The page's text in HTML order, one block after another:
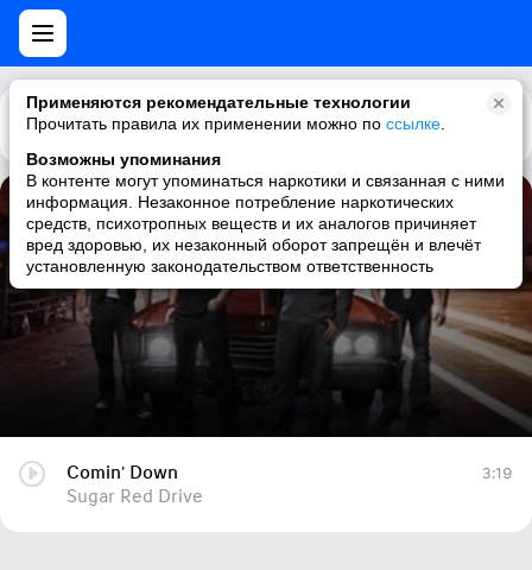
Применяются рекомендательные технологии
Прочитать правила их применении можно по ссылке
Возможны упоминания
В контенте могут упоминаться наркотики и связанная с ними
информация. Незаконное потребление наркотических
средств, психотропных веществ и их аналогов причиняет
вред здоровью, их незаконный оборот запрещён и влечёт
установленную законодательством ответственность
Каталог Рекомендации
Comin' Down
Sugar Red Drive
Comin' Down
Sugar Red Drive
3:19